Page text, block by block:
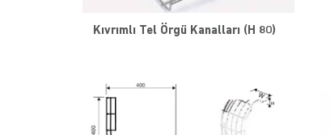
Kıvrımlı Tel Örgü Kanalları (H 80)